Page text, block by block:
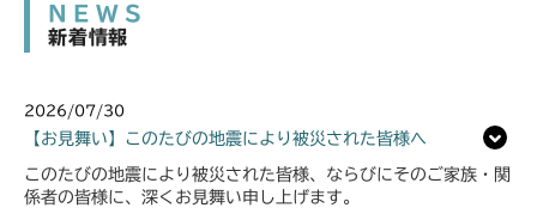
NEWS
新着情報
2026/07/30
【お見舞い】このたびの地震により被災された皆様へ
このたびの地震により被災された皆様、ならびにそのご家族・関
係者の皆様に、深くお見舞い申し上げます。